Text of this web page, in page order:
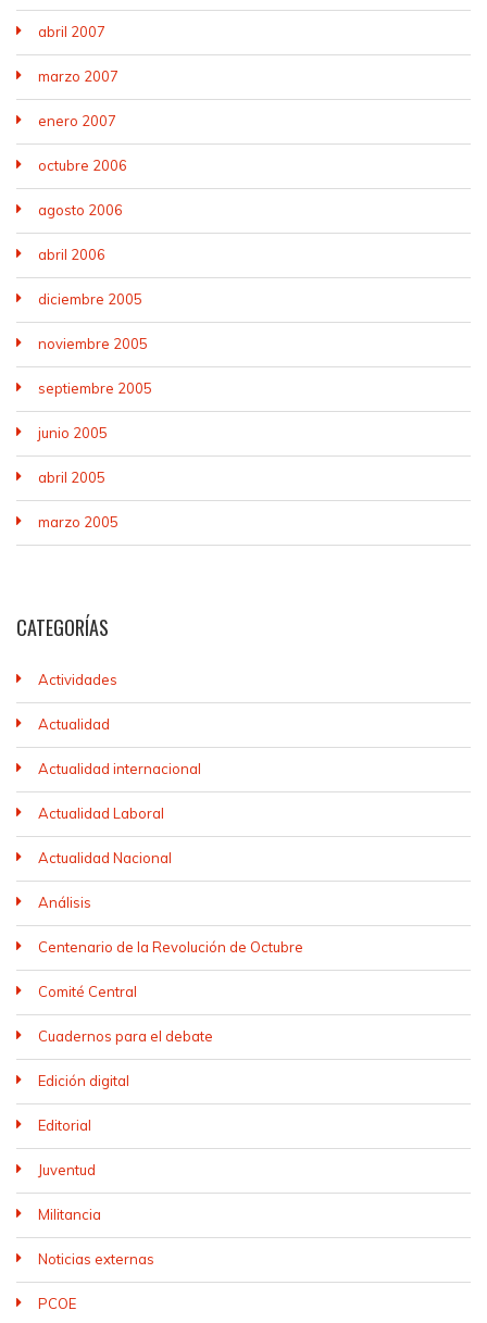
abril 2007
marzo 2007
enero 2007
octubre 2006
agosto 2006
abril 2006
diciembre 2005
noviembre 2005
septiembre 2005
junio 2005
abril 2005
marzo 2005
CATEGORÍAS
Actividades
Actualidad
Actualidad internacional
Actualidad Laboral
Actualidad Nacional
Análisis
Centenario de la Revolución de Octubre
Comité Central
Cuadernos para el debate
Edición digital
Editorial
Juventud
Militancia
Noticias externas
PCOE